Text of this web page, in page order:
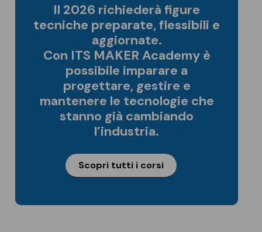
Il 2026 richiederà figure
tecniche preparate, flessibili e
aggiornate.
Con ITS MAKER Academy è
possibile imparare a
progettare, gestire e
mantenere le tecnologie che
stanno già cambiando
l’industria.
Scopri tutti i corsi